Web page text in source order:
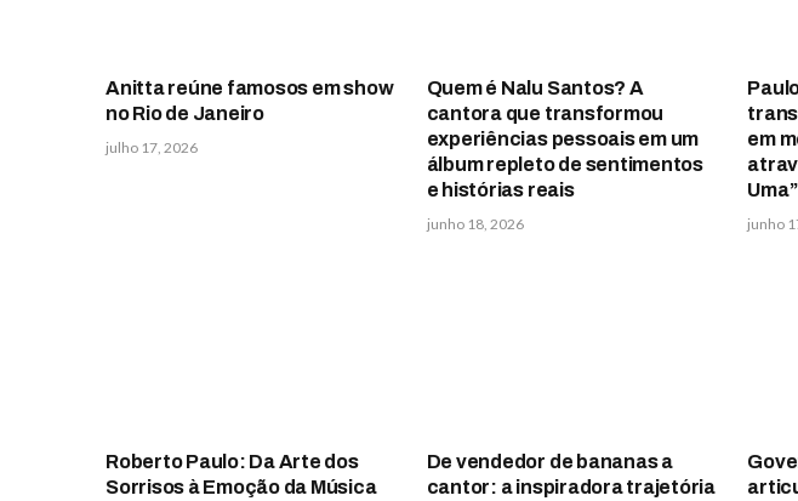
Anitta reúne famosos em show
no Rio de Janeiro
julho 17, 2026
Quem é Nalu Santos? A
cantora que transformou
experiências pessoais em um
álbum repleto de sentimentos
e histórias reais
junho 18, 2026
em
Uma”
junho
Roberto Paulo: Da Arte dos
Sorrisos à Emoção da Música
De vendedor de bananas a
cantor: a inspiradora trajetória